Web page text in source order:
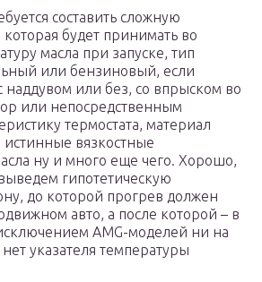
составить сложную
которая будет принимать во
масла при запуске, тип
или бензиновый, если
наддувом или без, со впрыском во
или непосредственным
термостата, материал
вязкостные
ну и много еще чего. Хорошо,
гипотетическую
до которой прогрев должен
авто, а после которой – в
AMG-моделей ни на
указателя температуры